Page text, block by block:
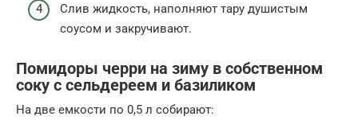
Слив жидкость, наполняют тару душистым
соусом и закручивают.
Помидоры черри на зиму в собственном
соку с сельдереем и базиликом
На две емкости по 0,5 л собирают: